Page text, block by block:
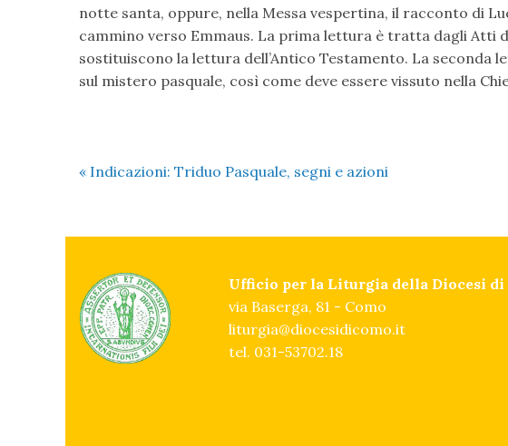
notte santa, oppure, nella Messa vespertina, il racconto di
cammino verso Emmaus. La prima lettura è tratta dagli Atti
sostituiscono la lettura dell’Antico Testamento. La seconda
sul mistero pasquale, così come deve essere vissuto nella
« Indicazioni: Triduo Pasquale, segni e azioni
Ufficio per la Liturgia della Diocesi di
via Baserga, 81 - Como
liturgia@diocesidicomo.it
tel. 031-53702.18